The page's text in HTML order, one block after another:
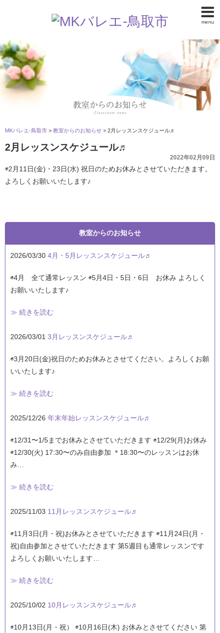
menu
MKバレエ-鳥取市 > 教室からのお知らせ > 2月レッスンスケジュール♬
2月レッスンスケジュール♬
2022年02月09日
◉2月11日(金)・23日(水) 祝日のためお休みとさせていただきます。
よろしくお願いいたします♪
教室からのお知らせ
2026/03/30 4月・5月レッスンスケジュール♬
◉4月 全て通常レッスン ◉5月4日・5日・6日 お休み よろしく
お願いいたします♪
≫ 続きを読む
2026/03/01 3月レッスンスケジュール♬
◉3月20日(金)祝日のためお休みとさせてください。よろしくお願
いいたします♪
≫ 続きを読む
2025/12/26 年末年始レッスンスケジュール♬
◉12/31〜1/5までお休みとさせていただきます ◉12/29(月)お休み
◉12/30(火) 17:30〜のみ自由参加 ＊18:30〜のレッスンはお休
み…
≫ 続きを読む
2025/11/03 11月レッスンスケジュール♬
◉11月3日(月・祝)お休みとさせていただきます ◉11月24日(月・
祝)自由参加とさせていただきます 第5週目も通常レッスンです
よろしくお願いいたします…
≫ 続きを読む
2025/10/02 10月レッスンスケジュール♬
◉10月13日(月・祝） ◉10月16日(木) お休みとさせてください 第